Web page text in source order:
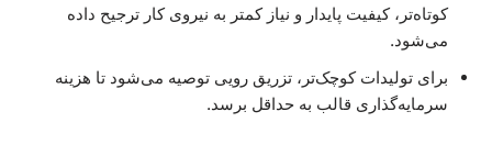
کوتاه‌تر، کیفیت پایدار و نیاز کمتر به نیروی کار ترجیح داده
می‌شود.
برای تولیدات کوچک‌تر، تزریق رویی توصیه می‌شود تا هزینه
سرمایه‌گذاری قالب به حداقل برسد.